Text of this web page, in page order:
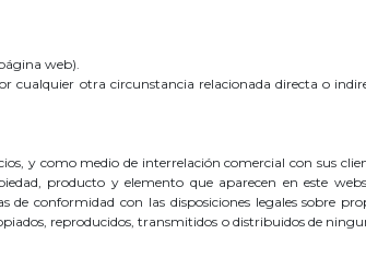
web).
cualquier otra circunstancia relacionada directa o
y como medio de interrelación comercial con sus
producto y elemento que aparecen en este
conformidad con las disposiciones legales sobre
reproducidos, transmitidos o distribuidos de